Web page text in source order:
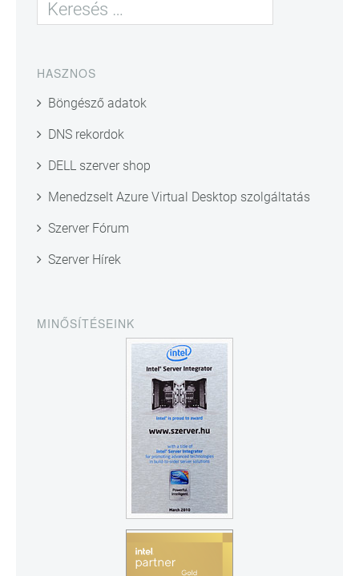
HASZNOS
Böngésző adatok
DNS rekordok
DELL szerver shop
Menedzselt Azure Virtual Desktop szolgáltatás
Szerver Fórum
Szerver Hírek
MINŐSÍTÉSEINK